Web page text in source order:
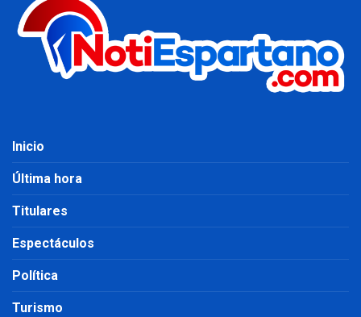
Inicio
Última hora
Titulares
Espectáculos
Política
Turismo